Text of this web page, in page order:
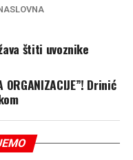
štiti uvoznike
ORGANIZACIJE”! Drinić